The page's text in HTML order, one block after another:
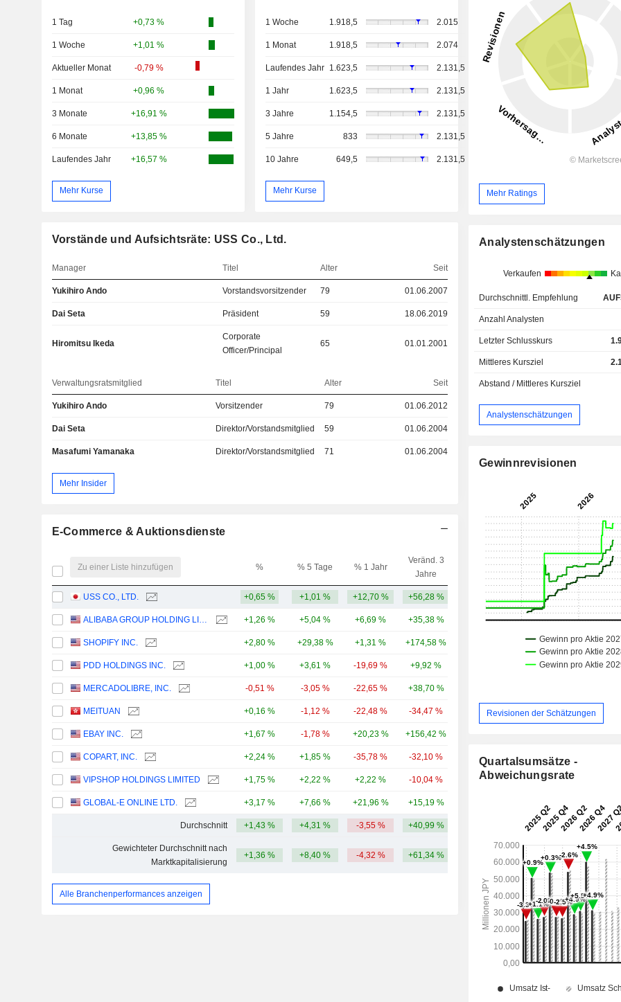
1 Tag +0,73 %
1 Woche +1,01 %
Aktueller Monat -0,79 %
1 Monat +0,96 %
3 Monate +16,91 %
6 Monate +13,85 %
Laufendes Jahr +16,57 %
Mehr Kurse
1 Woche 1.918,5 2.015
1 Monat 1.918,5 2.074
Laufendes Jahr 1.623,5 2.131,5
1 Jahr 1.623,5 2.131,5
3 Jahre 1.154,5 2.131,5
5 Jahre 833 2.131,5
10 Jahre 649,5 2.131,5
Mehr Kurse
Vorstände und Aufsichtsräte: USS Co., Ltd.
Manager Titel Alter Seit
Yukihiro Ando Vorstandsvorsitzender 79 01.06.2007
Dai Seta Präsident 59 18.06.2019
Hiromitsu Ikeda
Corporate
Officer/Principal
65 01.01.2001
Verwaltungsratsmitglied Titel Alter Seit
Yukihiro Ando Vorsitzender 79 01.06.2012
Dai Seta Direktor/Vorstandsmitglied 59 01.06.2004
Masafumi Yamanaka Direktor/Vorstandsmitglied 71 01.06.2004
Mehr Insider
E-Commerce & Auktionsdienste
Zu einer Liste hinzufügen % % 5 Tage % 1 Jahr
Veränd. 3
Jahre
Kap.($)
USS CO., LTD. +0,65 % +1,01 % +12,70 % +56,28 % 5,72 Mrd.
ALIBABA GROUP HOLDING LIMITED +1,26 % +5,04 % +6,69 % +35,38 % 293 Mrd.
SHOPIFY INC. +2,80 % +29,38 % +1,31 % +174,58 %
PDD HOLDINGS INC. +1,00 % +3,61 % -19,69 % +9,92 %
MERCADOLIBRE, INC. -0,51 % -3,05 % -22,65 % +38,70 %
MEITUAN +0,16 % -1,12 % -22,48 % -34,47 % 72,53 Mrd.
EBAY INC. +1,67 % -1,78 % +20,23 % +156,42 %
COPART, INC. +2,24 % +1,85 % -35,78 % -32,10 % 27,46 Mrd.
VIPSHOP HOLDINGS LIMITED +1,75 % +2,22 % +2,22 % -10,04 % 7,53 Mrd.
GLOBAL-E ONLINE LTD. +3,17 % +7,66 % +21,96 % +15,19 %
Durchschnitt +1,43 % +4,31 % -3,55 % +40,99 %
Gewichteter Durchschnitt nach
Marktkapitalisierung
+1,36 % +8,40 % -4,32 % +61,34 %
Alle Branchenperformances anzeigen
Mehr Ratings
Analystenschätzungen
Verkaufen
Durchschnittl. Empfehlung
Anzahl Analysten
Letzter Schlusskurs
Mittleres Kursziel
Abstand / Mittleres Kursziel
Analystenschätzungen
Gewinnrevisionen
Revisionen der Schätzungen
Quartalsumsätze -
Abweichungsrate